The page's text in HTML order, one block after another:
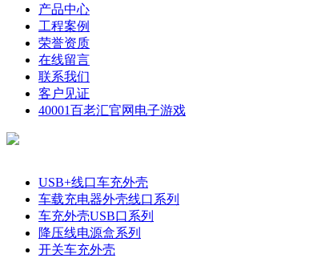
产品中心
工程案例
荣誉资质
在线留言
联系我们
客户见证
40001百老汇官网电子游戏
USB+线口车充外壳
车载充电器外壳线口系列
车充外壳USB口系列
降压线电源盒系列
开关车充外壳